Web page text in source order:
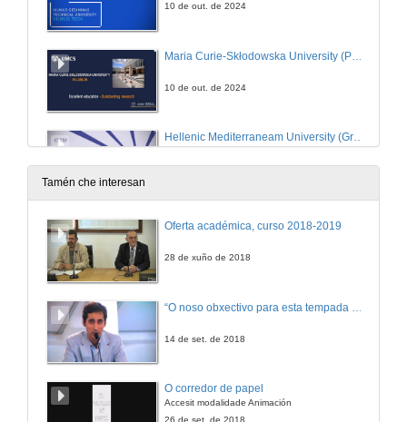
10 de out. de 2024
10 de out. de 2024
Hellenic Mediterraneam University (Grecia)
10 de out. de 2024
Tamén che interesan
Oferta académica, curso 2018-2019
28 de xuño de 2018
14 de set. de 2018
O corredor de papel
Accesit modalidade Animación
26 de set. de 2018